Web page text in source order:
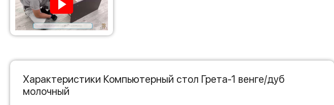
Характеристики Компьютерный стол Грета-1 венге/дуб
молочный